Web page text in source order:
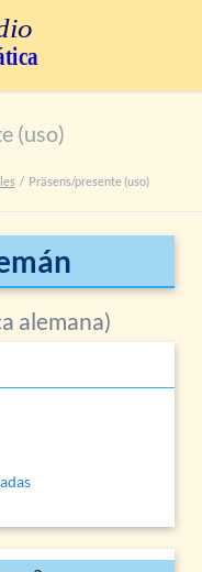
(uso)
Präsens/presente (uso)
alemana)